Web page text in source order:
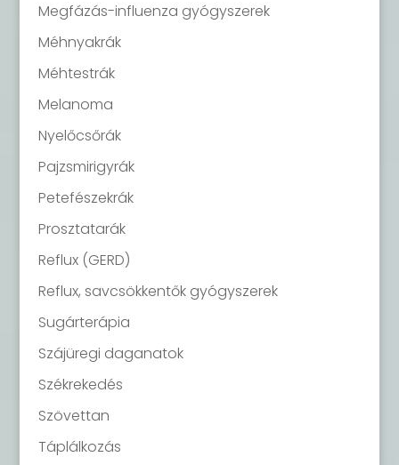
Megfázás-influenza gyógyszerek
Méhnyakrák
Méhtestrák
Melanoma
Nyelőcsőrák
Pajzsmirigyrák
Petefészekrák
Prosztatarák
Reflux (GERD)
Reflux, savcsökkentők gyógyszerek
Sugárterápia
Szájüregi daganatok
Székrekedés
Szövettan
Táplálkozás